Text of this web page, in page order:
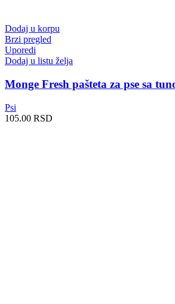
Dodaj u korpu
Brzi pregled
Uporedi
Dodaj u listu želja
Monge Fresh pašteta za pse sa
Psi
105.00 RSD